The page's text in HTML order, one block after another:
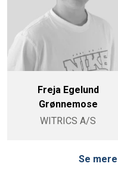
Freja Egelund
Grønnemose
WITRICS A/S
Se